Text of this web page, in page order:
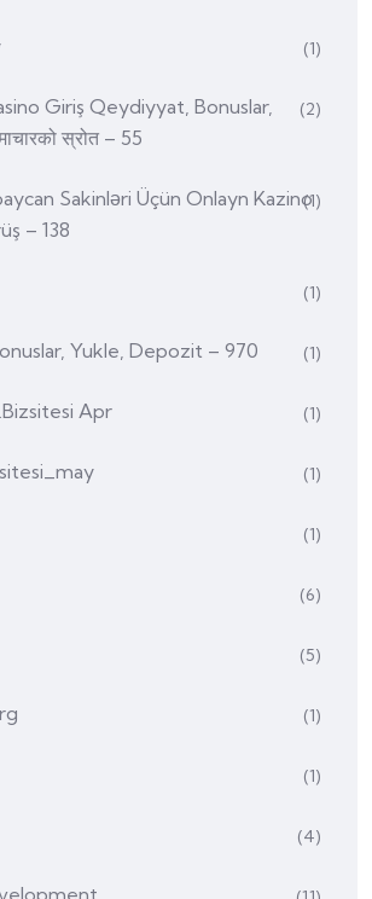
(1)
Giriş Qeydiyyat, Bonuslar,
स्रोत – 55
(2)
Sakinləri Üçün Onlayn Kazino
– 138
(1)
(1)
Yukle, Depozit – 970 (1)
Apr (1)
(1)
(1)
(6)
(5)
(1)
(1)
(4)